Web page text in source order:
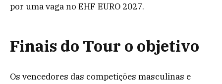
por uma vaga no EHF EURO 2027.
Finais do Tour o objetivo
Os vencedores das competições masculinas e